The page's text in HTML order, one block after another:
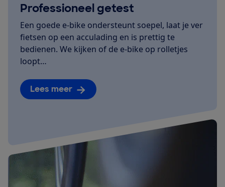
Professioneel getest
Een goede e-bike ondersteunt soepel, laat je ver
fietsen op een acculading en is prettig te
bedienen. We kijken of de e-bike op rolletjes
loopt…
Lees meer